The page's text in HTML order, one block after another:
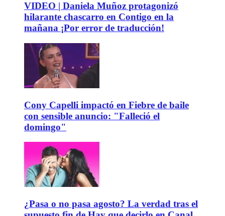
VIDEO | Daniela Muñoz protagonizó
hilarante chascarro en Contigo en la
mañana ¡Por error de traducción!
Cony Capelli impactó en Fiebre de baile
con sensible anuncio: "Falleció el
domingo"
¿Pasa o no pasa agosto? La verdad tras el